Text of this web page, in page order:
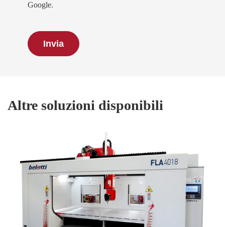
Google.
Altre soluzioni disponibili